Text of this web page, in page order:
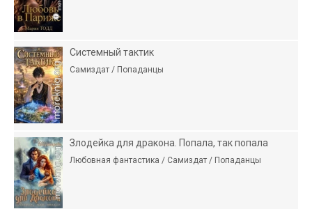
Системный тактик
Самиздат / Попаданцы
Злодейка для дракона. Попала, так попала
Любовная фантастика / Самиздат / Попаданцы